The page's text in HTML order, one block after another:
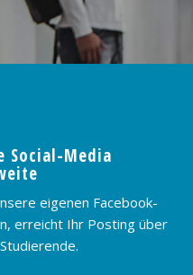
Social-Media
eigenen Facebook-
erreicht Ihr Posting über